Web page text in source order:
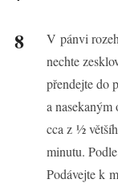
V pánvi
nechte
přendejte do
a nasekaným
cca z ½
minutu.
Podávejte k